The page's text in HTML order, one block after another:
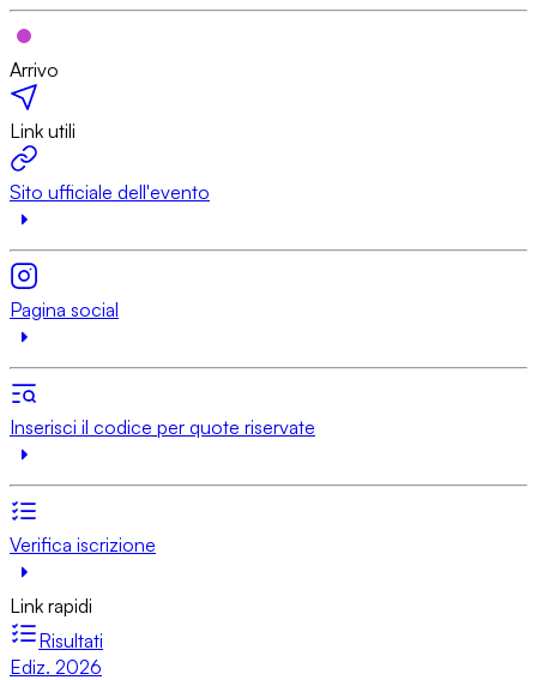
Arrivo
Link utili
Sito ufficiale dell'evento
Pagina social
Inserisci il codice per quote riservate
Verifica iscrizione
Link rapidi
Risultati
Ediz. 2026